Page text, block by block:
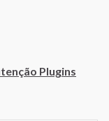
Plugins